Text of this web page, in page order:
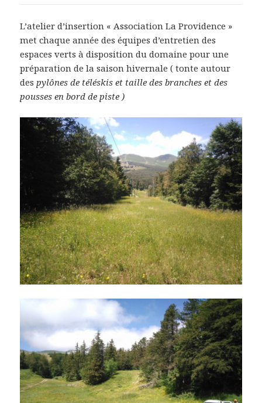
L’atelier d’insertion « Association La Providence »
met chaque année des équipes d’entretien des
espaces verts à disposition du domaine pour une
préparation de la saison hivernale ( tonte autour
despylônes de téléskis et taille des branches et des
pousses en bord de piste )